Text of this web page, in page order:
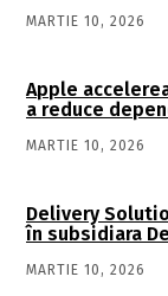
MARTIE 10, 2026
Apple
a reduce
MARTIE 10, 2026
Delivery
în subsidiara
MARTIE 10, 2026